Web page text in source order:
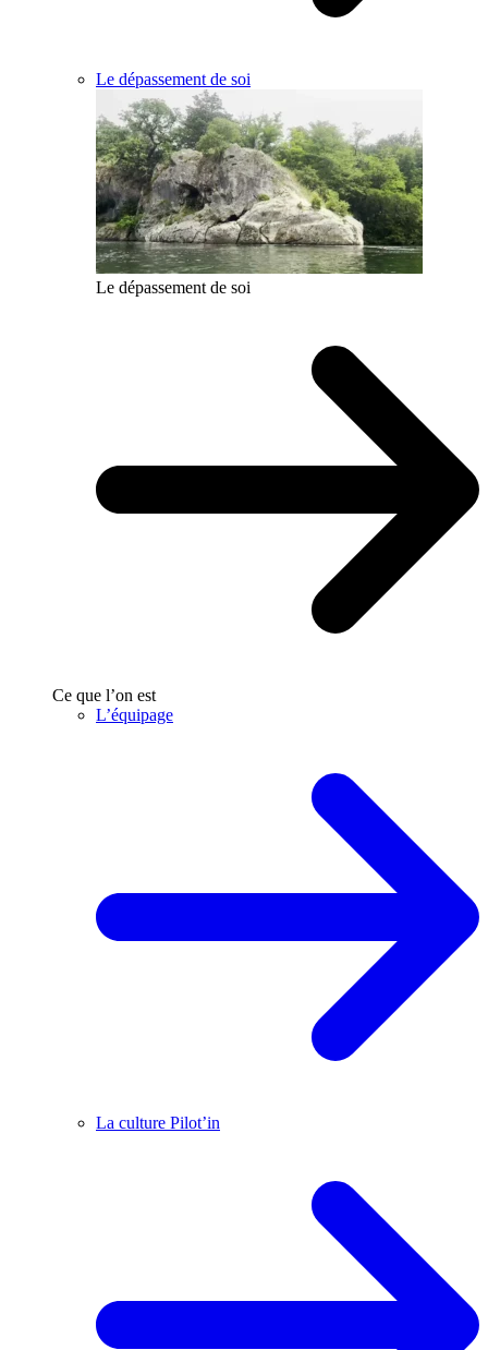
Le dépassement de soi
Le dépassement de soi
Ce que l’on est
L’équipage
La culture Pilot’in